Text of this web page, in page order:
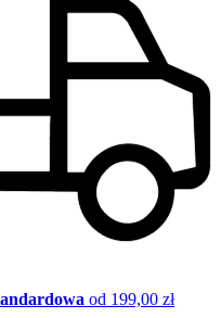
od 199,00 zł